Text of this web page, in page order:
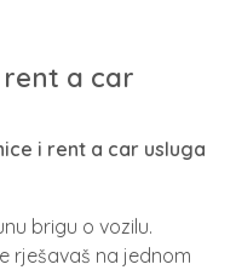
a car
i rent a car usluga
brigu o vozilu.
rješavaš na jednom